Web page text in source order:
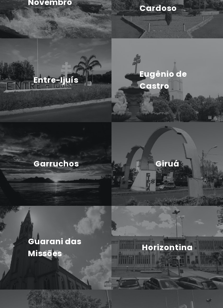
Cardoso
Entre-Ijuís
Eugênio de
Castro
Garruchos Giruá
Guarani das
Missões
Horizontina